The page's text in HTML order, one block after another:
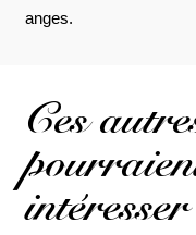
anges.
Ces